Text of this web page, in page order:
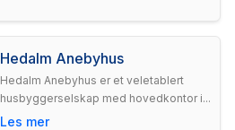
Hedalm Anebyhus
Hedalm Anebyhus er et veletablert
husbyggerselskap med hovedkontor i...
Les mer